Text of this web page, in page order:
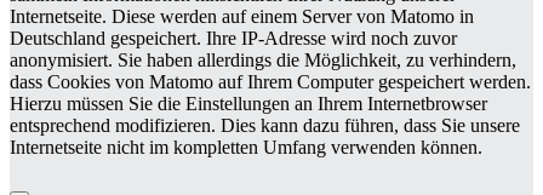
Internetseite. Diese werden auf einem Server von Matomo in
Deutschland gespeichert. Ihre IP-Adresse wird noch zuvor
anonymisiert. Sie haben allerdings die Möglichkeit, zu verhindern,
dass Cookies von Matomo auf Ihrem Computer gespeichert werden.
Hierzu müssen Sie die Einstellungen an Ihrem Internetbrowser
entsprechend modifizieren. Dies kann dazu führen, dass Sie unsere
Internetseite nicht im kompletten Umfang verwenden können.